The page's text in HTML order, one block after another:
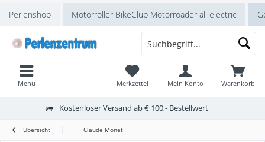
Perlenshop Motorroller BikeClub Motorroäder all electric
Kostenloser Versand ab € 100,- Bestellwert
Warenkorb
Merkzettel Mein Konto
Menü
Übersicht Claude Monet